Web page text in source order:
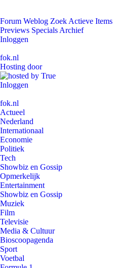
Forum Weblog Zoek Actieve Items
Previews Specials Archief
Inloggen
fok.nl
Hosting door
Inloggen
fok.nl
Actueel
Nederland
Internationaal
Economie
Politiek
Tech
Showbiz en Gossip
Opmerkelijk
Entertainment
Showbiz en Gossip
Muziek
Film
Televisie
Media & Cultuur
Bioscoopagenda
Sport
Voetbal